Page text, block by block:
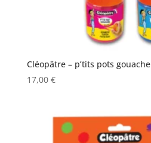
Cléopâtre – p’tits pots gouache
17,00 €